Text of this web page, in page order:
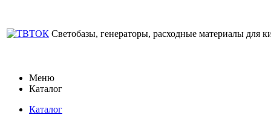
Светобазы, генераторы, расходные материалы для
Меню
Каталог
Каталог